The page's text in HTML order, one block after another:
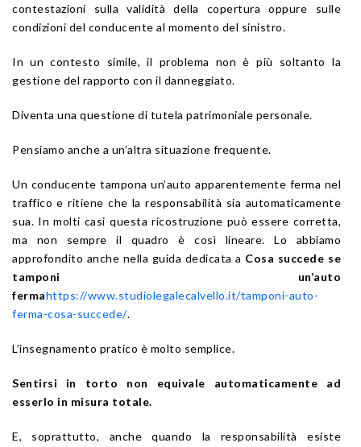
contestazioni sulla validità della copertura oppure sulle
condizioni del conducente al momento del sinistro.
In un contesto simile, il problema non è più soltanto la
gestione del rapporto con il danneggiato.
Diventa una questione di tutela patrimoniale personale.
Pensiamo anche a un’altra situazione frequente.
Un conducente tampona un’auto apparentemente ferma nel
traffico e ritiene che la responsabilità sia automaticamente
sua. In molti casi questa ricostruzione può essere corretta,
ma non sempre il quadro è così lineare. Lo abbiamo
approfondito anche nella guida dedicata a Cosa succede se
tamponi un’auto
fermahttps://www.studiolegalecalvello.it/tamponi-auto-
ferma-cosa-succede/.
L’insegnamento pratico è molto semplice.
Sentirsi in torto non equivale automaticamente ad
esserlo in misura totale.
E, soprattutto, anche quando la responsabilità esiste